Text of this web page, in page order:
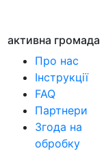
активна громада
Про нас
Інструкції
FAQ
Партнери
Згода на
обробку